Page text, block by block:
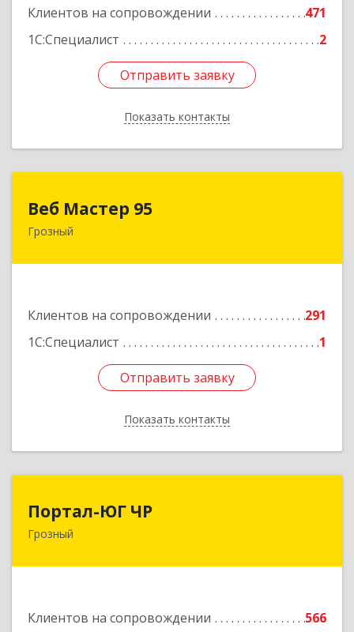
Клиентов на сопровождении
471
1С:Специалист
2
Отправить заявку
Показать контакты
Отправить заявку
Назад
Веб Мастер 95
Грозный
Клиентов на сопровождении
291
1С:Специалист
1
Отправить заявку
Показать контакты
Подробнее
Отправить заявку
Назад
Портал-ЮГ ЧР
Грозный
Клиентов на сопровождении
566
364906, Чеченская Респ, Грозный г, Путина пр-